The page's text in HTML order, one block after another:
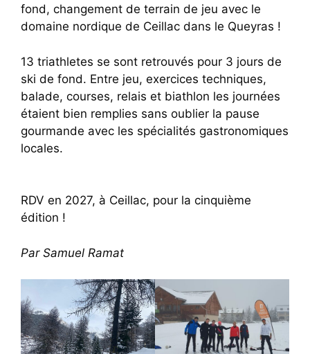
fond, changement de terrain de jeu avec le
domaine nordique de Ceillac dans le Queyras !
13 triathletes se sont retrouvés pour 3 jours de
ski de fond. Entre jeu, exercices techniques,
balade, courses, relais et biathlon les journées
étaient bien remplies sans oublier la pause
gourmande avec les spécialités gastronomiques
locales.
RDV en 2027, à Ceillac, pour la cinquième
édition !
Par Samuel Ramat